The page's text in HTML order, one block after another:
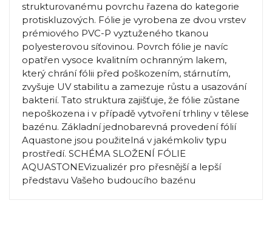
strukturovanému povrchu řazena do kategorie
protiskluzových. Fólie je vyrobena ze dvou vrstev
prémiového PVC-P vyztuženého tkanou
polyesterovou síťovinou. Povrch fólie je navíc
opatřen vysoce kvalitním ochranným lakem,
který chrání fólii před poškozením, stárnutím,
zvyšuje UV stabilitu a zamezuje růstu a usazování
bakterií. Tato struktura zajišťuje, že fólie zůstane
nepoškozena i v případě vytvoření trhliny v tělese
bazénu. Základní jednobarevná provedení fólií
Aquastone jsou použitelná v jakémkoliv typu
prostředí. SCHÉMA SLOŽENÍ FÓLIE
AQUASTONEVizualizér pro přesnější a lepší
představu Vašeho budoucího bazénu